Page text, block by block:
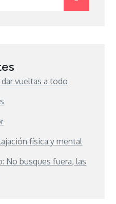
vueltas a todo
física y mental
No busques fuera, las